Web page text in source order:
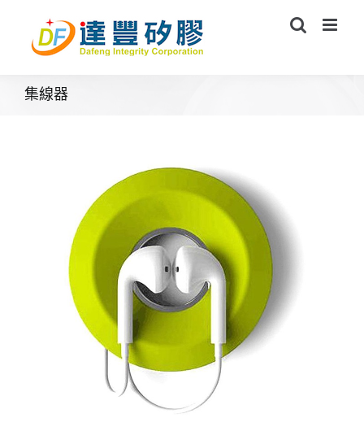
content
集線器